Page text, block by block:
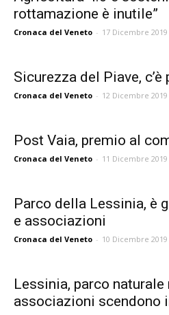
rottamazione è inutile”
Cronaca del Veneto - 17 Dicembre 2019
Sicurezza del Piave,
Cronaca del Veneto - 12 Dicembre 2019
Post Vaia, premio al
Cronaca del Veneto - 11 Dicembre 2019
Parco della Lessinia, è
e associazioni
Cronaca del Veneto - 10 Dicembre 2019
Lessinia, parco naturale
associazioni scendono